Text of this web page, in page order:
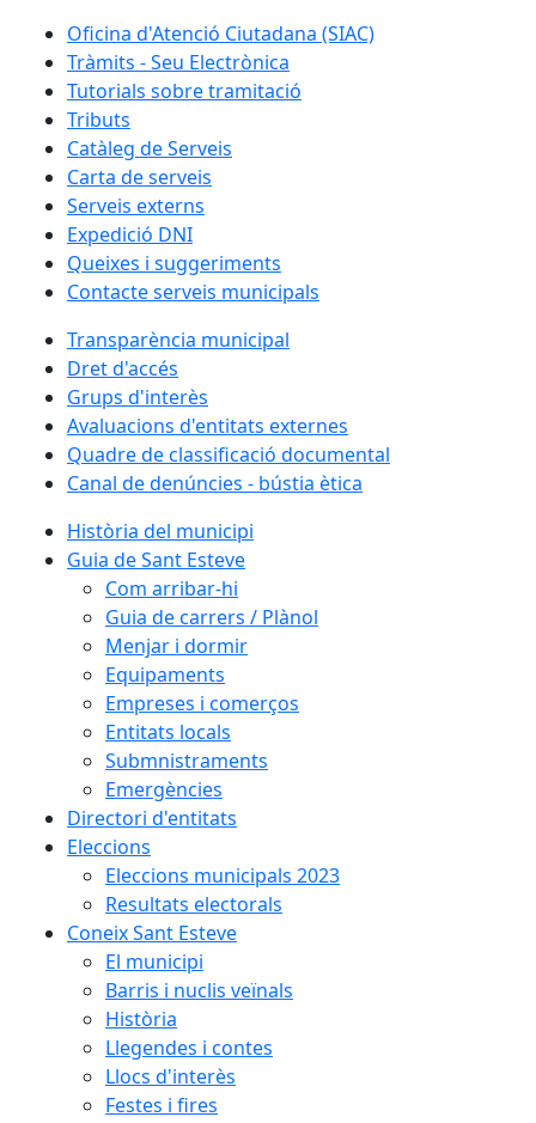
Oficina d'Atenció Ciutadana (SIAC)
Tràmits - Seu Electrònica
Tutorials sobre tramitació
Tributs
Catàleg de Serveis
Carta de serveis
Serveis externs
Expedició DNI
Queixes i suggeriments
Contacte serveis municipals
Transparència municipal
Dret d'accés
Grups d'interès
Avaluacions d'entitats externes
Quadre de classificació documental
Canal de denúncies - bústia ètica
Història del municipi
Guia de Sant Esteve
Com arribar-hi
Guia de carrers / Plànol
Menjar i dormir
Equipaments
Empreses i comerços
Entitats locals
Submnistraments
Emergències
Directori d'entitats
Eleccions
Eleccions municipals 2023
Resultats electorals
Coneix Sant Esteve
El municipi
Barris i nuclis veïnals
Història
Llegendes i contes
Llocs d'interès
Festes i fires